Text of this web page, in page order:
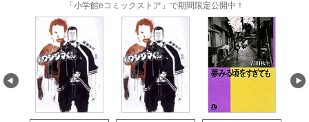
「小学館eコミックストア」で期間限定公開中！